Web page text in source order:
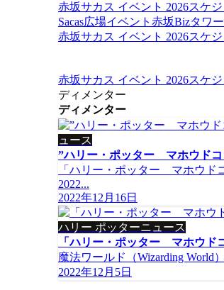
赤坂サカス イベント 2026スケ
Sacas広場イベント 赤坂Bizタワ
赤坂サカス イベント 2026スケ
赤坂サカス イベント 2026スケ
ディメンター
ディメンター
ュース
”ハリー・ポッター マホウドコ
「ハリー・ポッター マホウド
2022...
2022年12月16日
ハリー ポッターニュース
「ハリー・ポッター マホウド
魔法ワールド（Wizarding
2022年12月5日